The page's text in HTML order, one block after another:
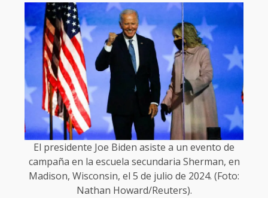
El presidente Joe Biden asiste a un evento de
campaña en la escuela secundaria Sherman, en
Madison, Wisconsin, el 5 de julio de 2024. (Foto:
Nathan Howard/Reuters).